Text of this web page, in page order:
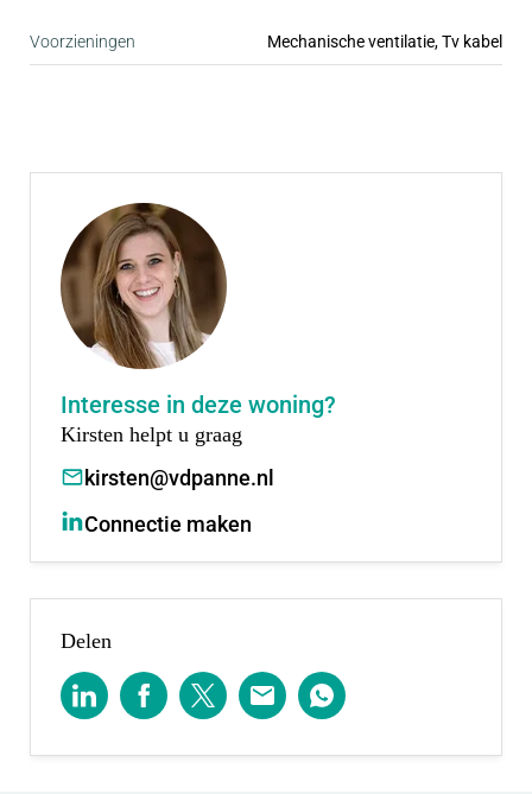
Voorzieningen Mechanische ventilatie, Tv kabel
Interesse in deze woning?
Kirsten helpt u graag
kirsten@vdpanne.nl
Connectie maken
Delen